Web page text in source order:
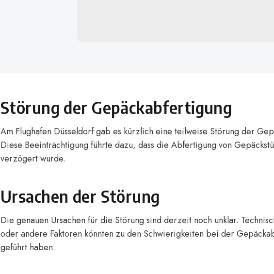
Störung der Gepäckabfertigung
Am Flughafen Düsseldorf gab es kürzlich eine teilweise Störung der
Diese Beeinträchtigung führte dazu, dass die Abfertigung von
verzögert wurde.
Ursachen der Störung
Die genauen Ursachen für die Störung sind derzeit noch unklar.
oder andere Faktoren könnten zu den Schwierigkeiten bei der
geführt haben.